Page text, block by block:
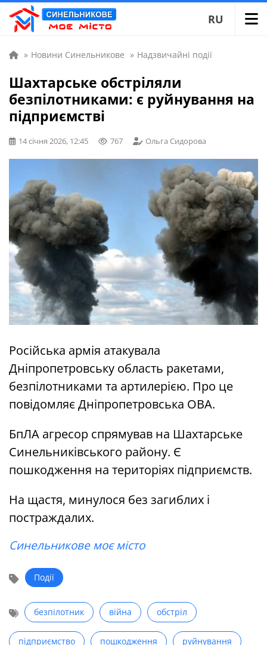
RU
» Новини Синельникове » Надзвичайні події
Шахтарське обстріляли
безпілотниками: є руйнування на
підприємстві
14 січня 2026, 12:45 767 Ольга Сидорова
Російська армія атакувала
Дніпропетровську область ракетами,
безпілотниками та артилерією. Про це
повідомляє Дніпропетровська ОВА.
БпЛА агресор спрямував на Шахтарське
Синельниківського району. Є
пошкодження на територіях підприємств.
На щастя, минулося без загиблих і
постраждалих.
Синельникове моє місто
Події
безпілотник війна обстріл
підприємство пошкодження руйнування